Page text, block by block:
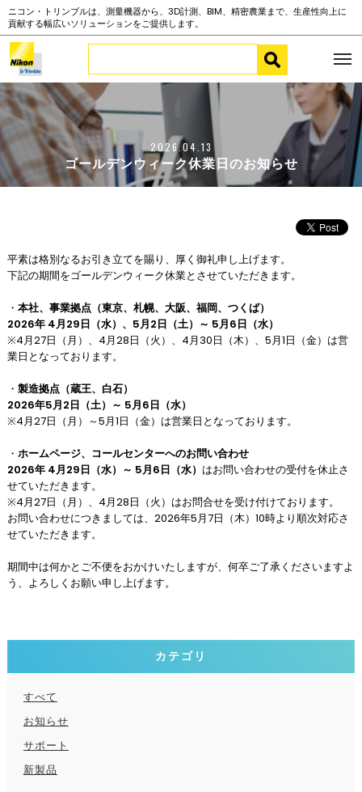
ニコン・トリンブルは、測量機器から、3D計測、BIM、精密農業まで、生産性向上に
貢献する幅広いソリューションをご提供します。
2026.04.13
ゴールデンウィーク休業日のお知らせ
平素は格別なるお引き立てを賜り、厚く御礼申し上げます。
下記の期間をゴールデンウィーク休業とさせていただきます。
・ 本社、事業拠点（東京、札幌、大阪、福岡、つくば）
2026年 4月29日（水）、5月2日（土）～ 5月6日（水）
※4月27日（月）、4月28日（火）、4月30日（木）、5月1日（金）は営
業日となっております。
・ 製造拠点（蔵王、白石）
2026年5月2日（土）～ 5月6日（水）
※4月27日（月）～5月1日（金）は営業日となっております。
・ ホームページ、コールセンターへのお問い合わせ
2026年 4月29日（水）～ 5月6日（水） はお問い合わせの受付を休止さ
せていただきます。
※4月27日（月）、4月28日（火）はお問合せを受け付けております。
お問い合わせにつきましては、2026年5月7日（木）10時より順次対応さ
せていただきます。
期間中は何かとご不便をおかけいたしますが、何卒ご了承くださいますよ
う、よろしくお願い申し上げます。
カテゴリ
すべて
お知らせ
サポート
新製品